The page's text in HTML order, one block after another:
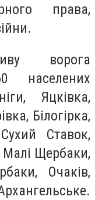
права,
ворога
населених
Яцківка,
Білогірка,
Ставок,
Малі Щербаки,
Очаків,